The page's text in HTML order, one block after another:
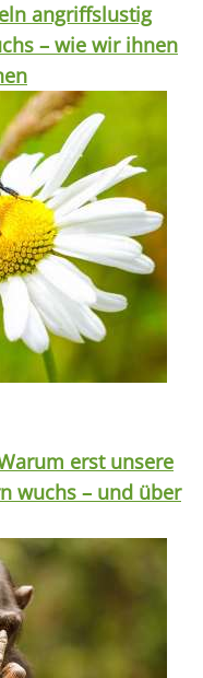
angriffslustig
– wie wir ihnen
erst unsere
wuchs – und über